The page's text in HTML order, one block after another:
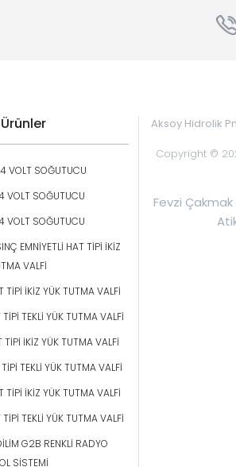
VOLT SOĞUTUCU
VOLT SOĞUTUCU
VOLT SOĞUTUCU
EMNİYETLİ HAT TİPİ İKİZ
VALFİ
TİPİ İKİZ YÜK TUTMA VALFİ
TEKLİ YÜK TUTMA VALFİ
TİPİ İKİZ YÜK TUTMA VALFİ
TEKLİ YÜK TUTMA VALFİ
TİPİ İKİZ YÜK TUTMA VALFİ
TEKLİ YÜK TUTMA VALFİ
G2B RENKLİ RADYO
SİSTEMİ
Aksoy Hidrolik
Copyright ©
Fevzi